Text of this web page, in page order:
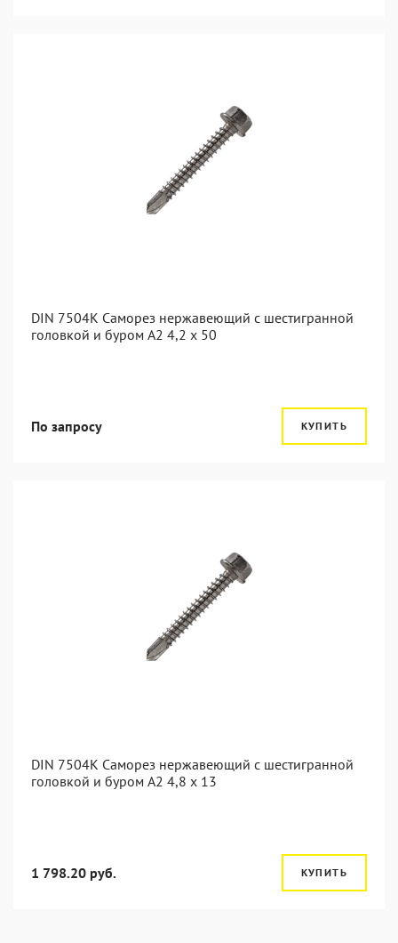
DIN 7504K Саморез нержавеющий с шестигранной
головкой и буром A2 4,2 x 50
По запросу КУПИТЬ
DIN 7504K Саморез нержавеющий с шестигранной
головкой и буром A2 4,8 x 13
1 798.20 руб. КУПИТЬ